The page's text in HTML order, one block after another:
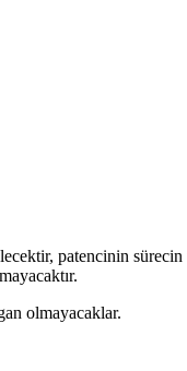
patencinin sürecin
olmayacaklar.